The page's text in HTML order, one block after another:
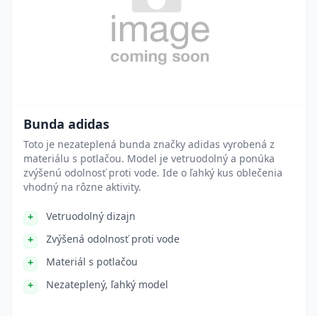
Bunda adidas
Toto je nezateplená bunda značky adidas vyrobená z
materiálu s potlačou. Model je vetruodolný a ponúka
zvýšenú odolnosť proti vode. Ide o ľahký kus oblečenia
vhodný na rôzne aktivity.
Vetruodolný dizajn
Zvýšená odolnosť proti vode
Materiál s potlačou
Nezateplený, ľahký model